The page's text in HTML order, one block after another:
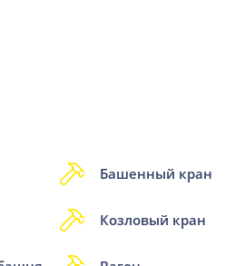
Башенный кран
Козловый кран